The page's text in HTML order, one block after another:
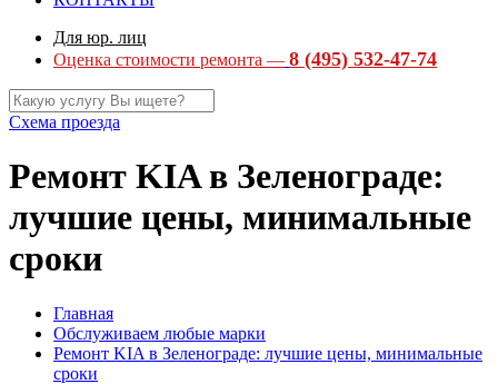
Для юр. лиц
Оценка стоимости ремонта — 8 (495) 532-47-74
Схема проезда
Ремонт KIA в Зеленограде:
лучшие цены, минимальные
сроки
Главная
Обслуживаем любые марки
Ремонт KIA в Зеленограде: лучшие цены, минимальные
сроки